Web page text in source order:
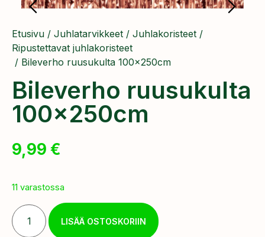
Etusivu / Juhlatarvikkeet / Juhlakoristeet /
Ripustettavat juhlakoristeet
/ Bileverho ruusukulta 100x250cm
Bileverho ruusukulta
100x250cm
9,99 €
11 varastossa
LISÄÄ OSTOSKORIIN